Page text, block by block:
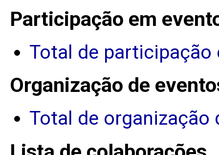
Participação em
Total de participação
Organização de
Total de organização